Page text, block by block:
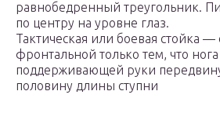
равнобедренный треугольник.
по центру на уровне глаз.
Тактическая или боевая стойка —
фронтальной только тем, что
поддерживающей руки
половину длины ступни